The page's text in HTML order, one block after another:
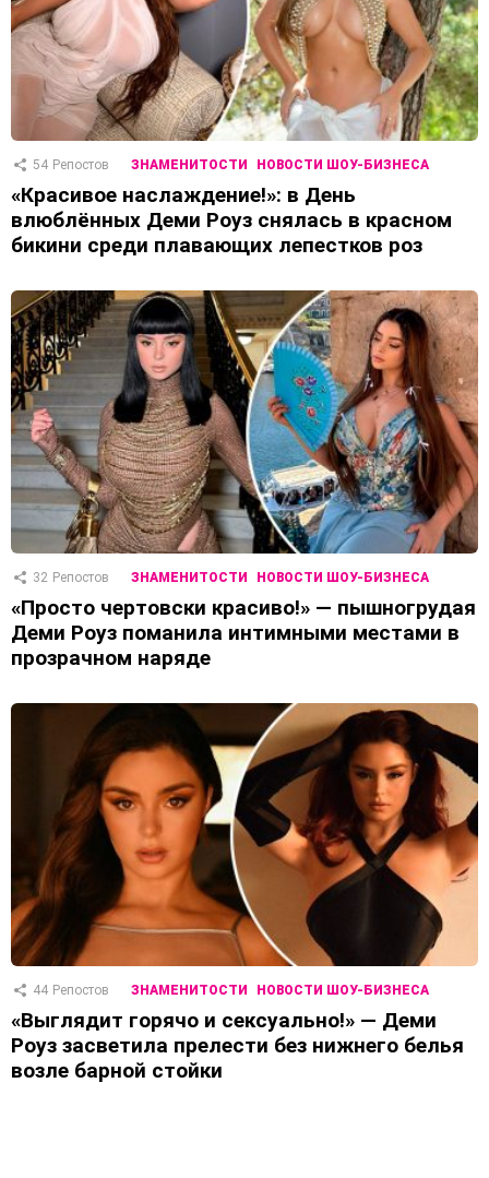
54 Репостов ЗНАМЕНИТОСТИ НОВОСТИ ШОУ-БИЗНЕСА
«Красивое наслаждение!»: в День
влюблённых Деми Роуз снялась в красном
бикини среди плавающих лепестков роз
32 Репостов ЗНАМЕНИТОСТИ НОВОСТИ ШОУ-БИЗНЕСА
«Просто чертовски красиво!» — пышногрудая
Деми Роуз поманила интимными местами в
прозрачном наряде
44 Репостов ЗНАМЕНИТОСТИ НОВОСТИ ШОУ-БИЗНЕСА
«Выглядит горячо и сексуально!» — Деми
Роуз засветила прелести без нижнего белья
возле барной стойки